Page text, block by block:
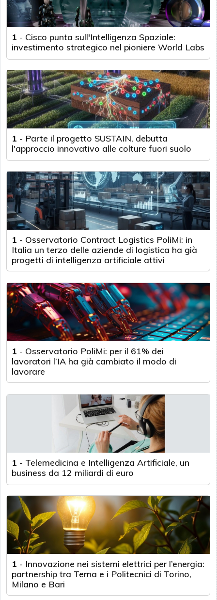
1 - Cisco punta sull'Intelligenza Spaziale:
investimento strategico nel pioniere World Labs
1 - Parte il progetto SUSTAIN, debutta
l'approccio innovativo alle colture fuori suolo
1 - Osservatorio Contract Logistics PoliMi: in
Italia un terzo delle aziende di logistica ha già
progetti di intelligenza artificiale attivi
1 - Osservatorio PoliMi: per il 61% dei
lavoratori l’IA ha già cambiato il modo di
lavorare
1 - Telemedicina e Intelligenza Artificiale, un
business da 12 miliardi di euro
1 - Innovazione nei sistemi elettrici per l’energia:
partnership tra Terna e i Politecnici di Torino,
Milano e Bari